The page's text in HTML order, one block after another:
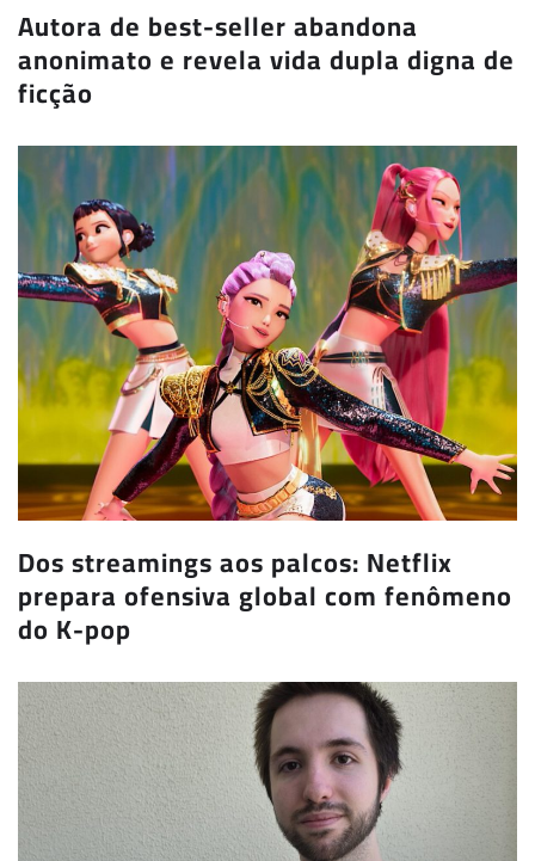
Autora de best-seller abandona
anonimato e revela vida dupla digna de
ficção
Dos streamings aos palcos: Netflix
prepara ofensiva global com fenômeno
do K-pop